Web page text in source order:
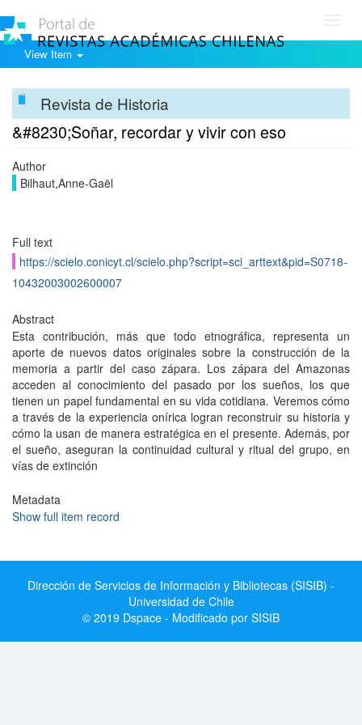
View Item
Revista de Historia
&#8230;Soñar, recordar y vivir con eso
Author
Bilhaut,Anne-Gaël
Full text
https://scielo.conicyt.cl/scielo.php?script=sci_arttext&pid=S0718-
10432003002600007
Abstract
Esta contribución, más que todo etnográfica, representa un
aporte de nuevos datos originales sobre la construcción de la
memoria a partir del caso zápara. Los zápara del Amazonas
acceden al conocimiento del pasado por los sueños, los que
tienen un papel fundamental en su vida cotidiana. Veremos cómo
a través de la experiencia onírica logran reconstruir su historia y
cómo la usan de manera estratégica en el presente. Además, por
el sueño, aseguran la continuidad cultural y ritual del grupo, en
vías de extinción
Metadata
Show full item record
Dirección de Servicios de Información y Bibliotecas (SISIB) -
Universidad de Chile
© 2019 Dspace - Modificado por SISIB